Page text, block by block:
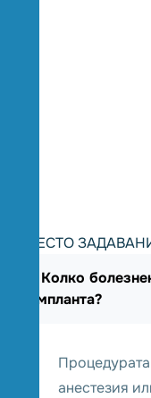
ЧЕСТО
1. Колко
импланта?
анестезия